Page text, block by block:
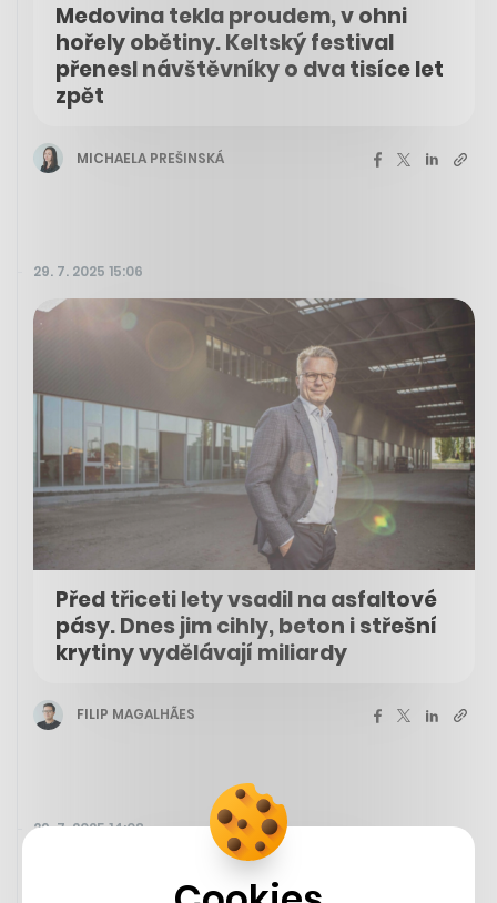
Medovina tekla proudem, v ohni
hořely obětiny. Keltský festival
přenesl návštěvníky o dva tisíce let
zpět
MICHAELA PREŠINSKÁ
29. 7. 2025 15:06
Před třiceti lety vsadil na asfaltové
pásy. Dnes jim cihly, beton i střešní
krytiny vydělávají miliardy
FILIP MAGALHÃES
29. 7. 2025 14:08